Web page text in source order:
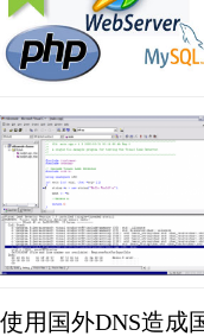
使用国外DNS造成